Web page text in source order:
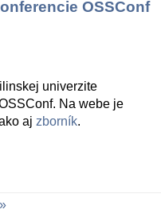
OSSConf
univerzite
Na webe je
aj zborník.